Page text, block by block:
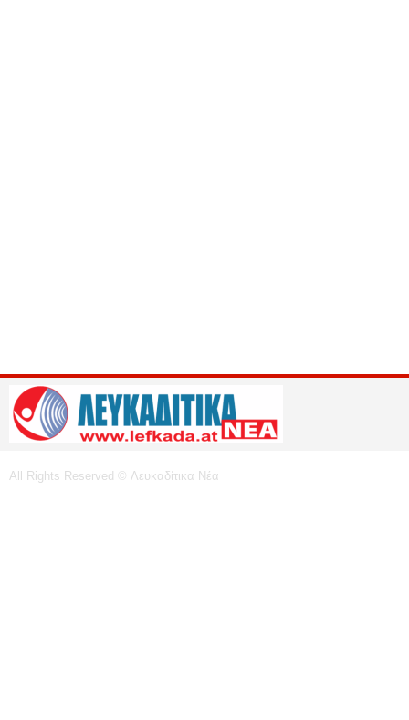
All Rights Reserved © Λευκαδίτικα Νέα